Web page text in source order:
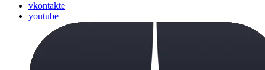
vkontakte
youtube